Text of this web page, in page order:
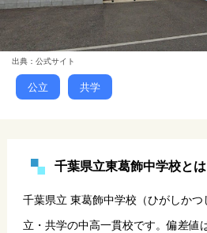
出典：公式サイト
公立 共学
千葉県立東葛飾中学校とは
千葉県立 東葛飾中学校（ひがしか
立・共学の中高一貫校です。偏差値